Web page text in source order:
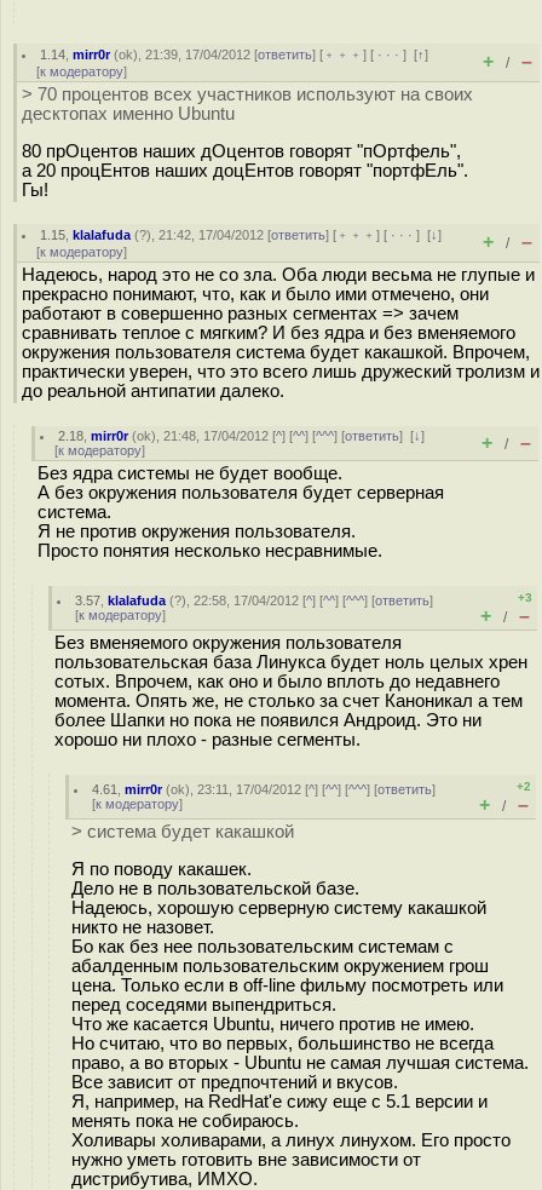
1.14 ,mirr0r(ok), 21:39, 17/04/2012 [ответить] [ ﹢﹢﹢] [ · · ·][↑]
[к модератору] + / –
> 70 процентов всех участников используют на своих
десктопах именно Ubuntu
80 прОцентов наших дОцентов говорят "пОртфель",
а 20 процЕнтов наших доцЕнтов говорят "портфЕль".
Гы!
1.15 ,klalafuda (?), 21:42, 17/04/2012 [ответить] [ ﹢﹢﹢] [ · · ·][↓]
[к модератору] + / –
Надеюсь, народ это не со зла. Оба люди весьма не глупые и
прекрасно понимают, что, как и было ими отмечено, они
работают в совершенно разных сегментах => зачем
сравнивать теплое с мягким? И без ядра и без вменяемого
окружения пользователя система будет какашкой. Впрочем,
практически уверен, что это всего лишь дружеский тролизм и
до реальной антипатии далеко.
2.18 ,mirr0r(ok), 21:48, 17/04/2012 [^] [^^] [^^^] [ответить][↓]
[к модератору] + / –
Без ядра системы не будет вообще.
А без окружения пользователя будет серверная
система.
Я не против окружения пользователя.
Просто понятия несколько несравнимые.
3.57 ,klalafuda (?), 22:58, 17/04/2012 [^] [^^] [^^^] [ответить]
[к модератору]
+3
+ / –
Без вменяемого окружения пользователя
пользовательская база Линукса будет ноль целых хрен
сотых. Впрочем, как оно и было вплоть до недавнего
момента. Опять же, не столько за счет Каноникал а тем
более Шапки но пока не появился Андроид. Это ни
хорошо ни плохо - разные сегменты.
4.61 ,mirr0r(ok), 23:11, 17/04/2012 [^] [^^] [^^^] [ответить]
[к модератору]
+2
+ / –
> система будет какашкой
Я по поводу какашек.
Дело не в пользовательской базе.
Надеюсь, хорошую серверную систему какашкой
никто не назовет.
Бо как без нее пользовательским системам с
абалденным пользовательским окружением грош
цена. Только если в off-line фильму посмотреть или
перед соседями выпендриться.
Что же касается Ubuntu, ничего против не имею.
Но считаю, что во первых, большинство не всегда
право, а во вторых - Ubuntu не самая лучшая система.
Все зависит от предпочтений и вкусов.
Я, например, на RedHat'е сижу еще с 5.1 версии и
менять пока не собираюсь.
Холивары холиварами, а линух линухом. Его просто
нужно уметь готовить вне зависимости от
дистрибутива, ИМХО.